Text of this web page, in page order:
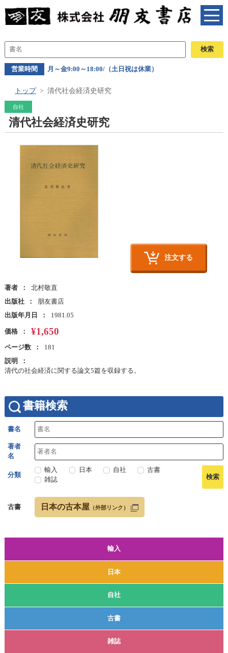
営業時間 月～金9:00～18:00/（土日祝は休業）
トップ 清代社会経済史研究
輸入
日本
自社
古書
雑誌
自社
清代社会経済史研究
注文する
著者
北村敬直
出版社
朋友書店
出版年月日
1981.05
価格 ¥1,650
ページ数
181
説明
清代の社会経済に関する論文5篇を収録する。
書籍検索
書名
著者
名
分類
輸入 日本 自社
古書
雑誌
古書 日本の古本屋 （外部リンク）